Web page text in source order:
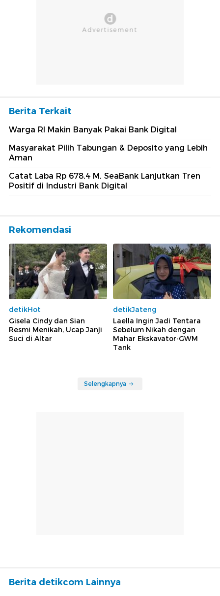
Berita Terkait
Warga RI Makin Banyak Pakai Bank Digital
Masyarakat Pilih Tabungan & Deposito yang Lebih
Aman
Catat Laba Rp 678,4 M, SeaBank Lanjutkan Tren
Positif di Industri Bank Digital
Rekomendasi
detikHot
Gisela Cindy dan Sian
Resmi Menikah, Ucap Janji
Suci di Altar
detikJateng
Laella Ingin Jadi Tentara
Sebelum Nikah dengan
Mahar Ekskavator-GWM
Tank
Selengkapnya
Berita detikcom Lainnya